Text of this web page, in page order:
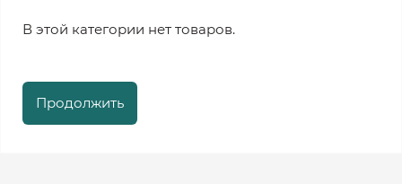
В этой категории нет товаров.
Продолжить